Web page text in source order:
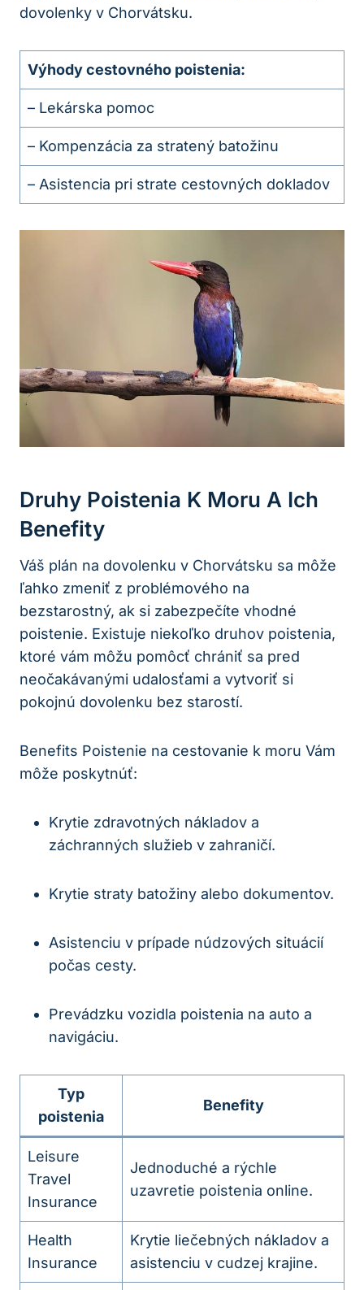
dovolenky v Chorvátsku.
Výhody cestovného poistenia:
– Lekárska pomoc
– Kompenzácia za stratený batožinu
– Asistencia pri strate cestovných dokladov
Druhy Poistenia K Moru A Ich
Benefity
Váš plán na dovolenku v Chorvátsku sa môže
ľahko zmeniť z problémového na
bezstarostný, ak si zabezpečíte vhodné
poistenie. Existuje niekoľko druhov poistenia,
ktoré vám môžu pomôcť chrániť sa pred
neočakávanými udalosťami a vytvoriť si
pokojnú dovolenku bez starostí.
Benefits Poistenie na cestovanie k moru Vám
môže poskytnúť:
Krytie zdravotných nákladov a
záchranných služieb v zahraničí.
Krytie straty batožiny alebo dokumentov.
Asistenciu v prípade núdzových situácií
počas cesty.
Prevádzku vozidla poistenia na auto a
navigáciu.
Typ
poistenia
Benefity
Leisure
Travel
Insurance
Jednoduché a rýchle
uzavretie poistenia online.
Health
Insurance
Krytie liečebných nákladov a
asistenciu v cudzej krajine.